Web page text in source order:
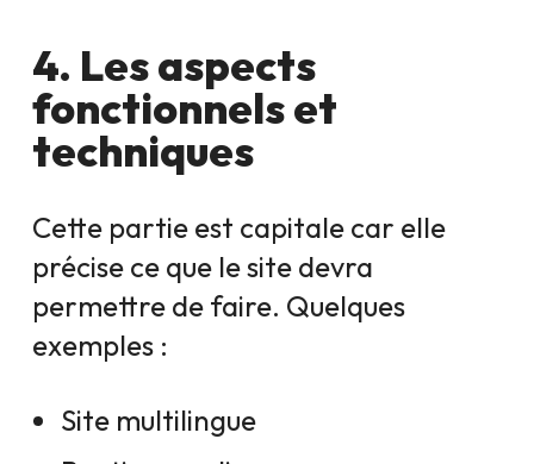
4. Les aspects
fonctionnels et
techniques
Cette partie est capitale car elle
précise ce que le site devra
permettre de faire. Quelques
exemples :
Site multilingue